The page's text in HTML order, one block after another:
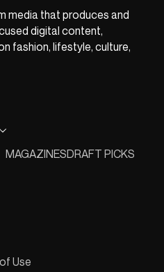
media that produces and
digital content,
fashion, lifestyle, culture,
MAGAZINESDRAFT PICKS
Use